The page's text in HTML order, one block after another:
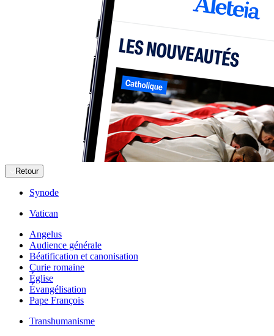
Retour
Synode
Vatican
Angelus
Audience générale
Béatification et canonisation
Curie romaine
Église
Évangélisation
Pape François
Transhumanisme